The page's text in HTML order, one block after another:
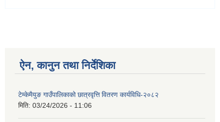
ऐन, कानुन तथा निर्देशिका
टेम्केमैयुङ गाउँपालिकाको छात्रवृत्ति वितरण कार्यविधि-२०८२
मिति: 03/24/2026 - 11:06